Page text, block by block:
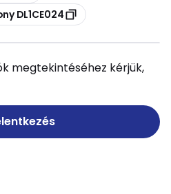
DL1CE024
megtekintéséhez kérjük,